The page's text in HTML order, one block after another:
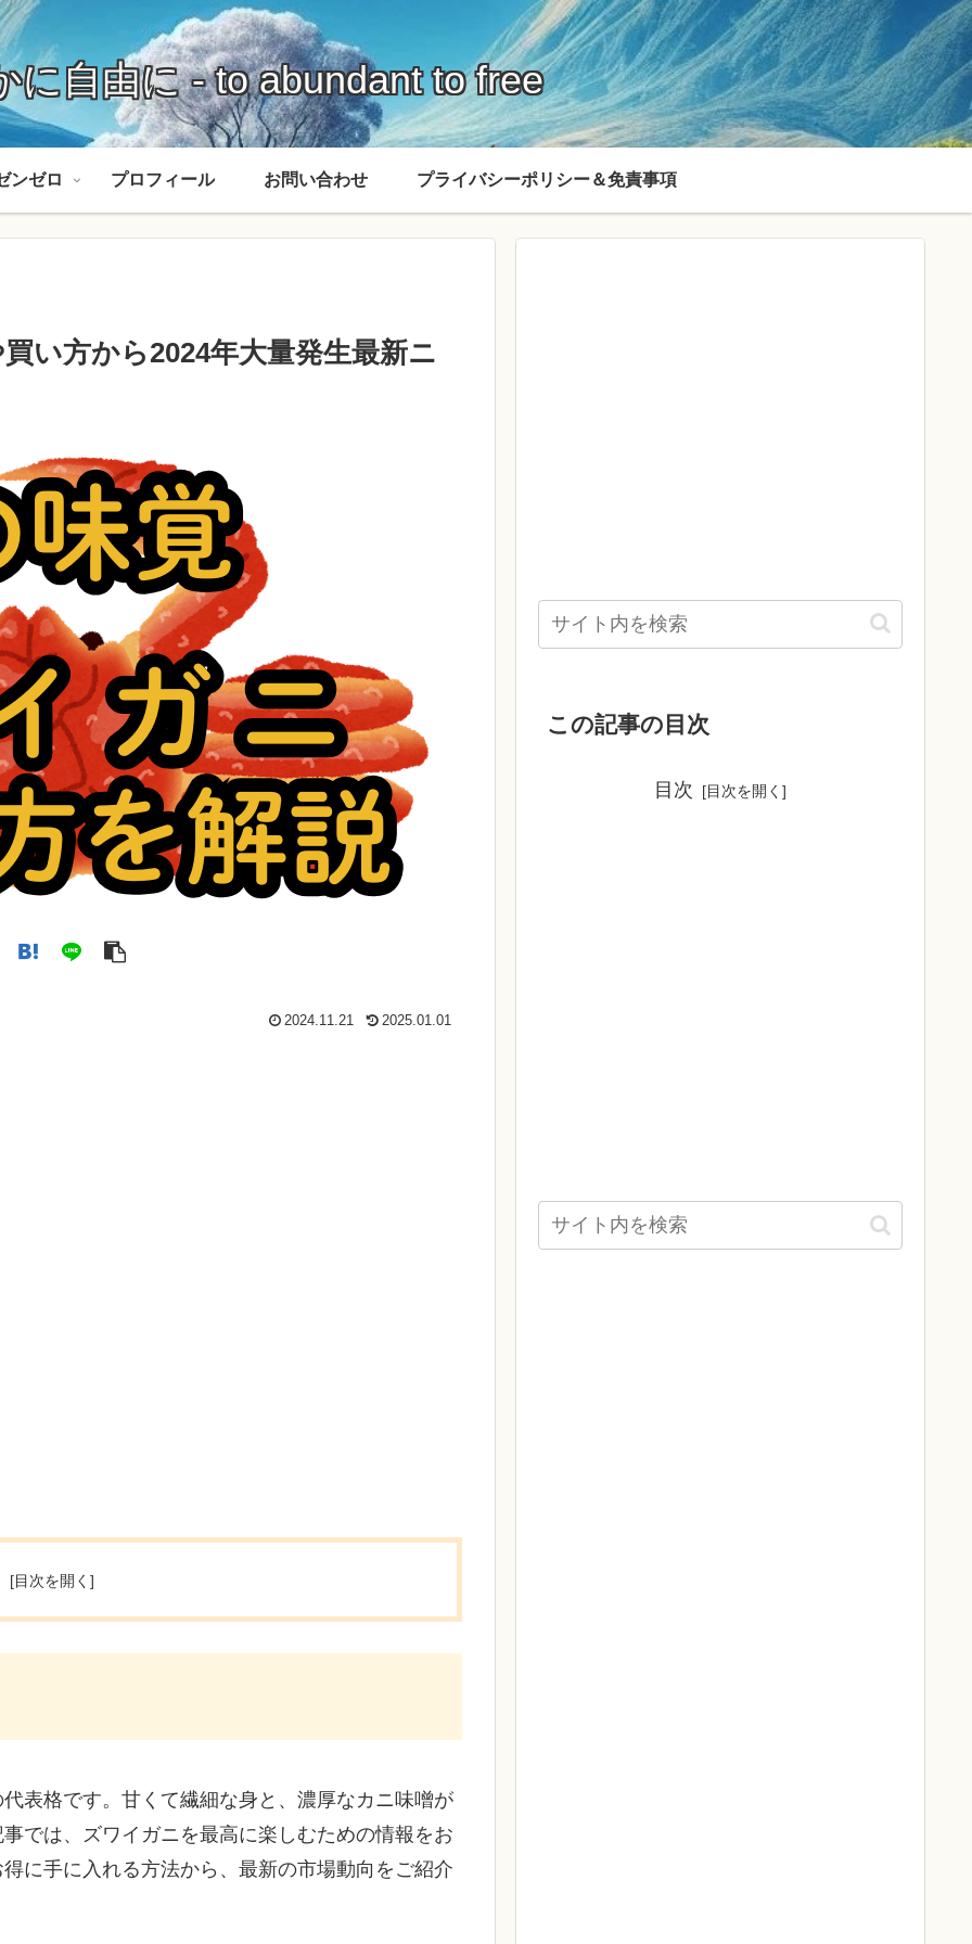
に自由に - to abundant to free
ンゼロ プロフィール お問い合わせ プライバシーポリシー＆免責事項
い方から2024年大量発生最新ニ
2024.11.21 2025.01.01
表格です。甘くて繊細な身と、濃厚なカニ味噌が
では、ズワイガニを最高に楽しむための情報をお
に手に入れる方法から、最新の市場動向をご紹介
この記事の目次
目次